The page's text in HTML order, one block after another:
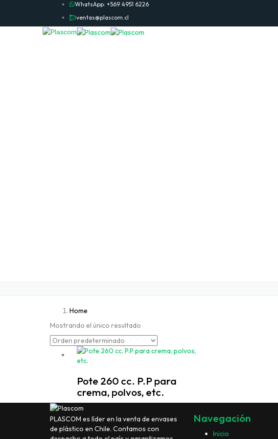
WhatsApp: +569 4951 6226
ventas@plascom.cl
Home
Mostrando el único resultado
Pote 260 cc. P.P para
crema, polvos, etc.
PLASCOM es líder en la venta de envases
de plástico en Chile. Contamos con
Navegación
Inicio